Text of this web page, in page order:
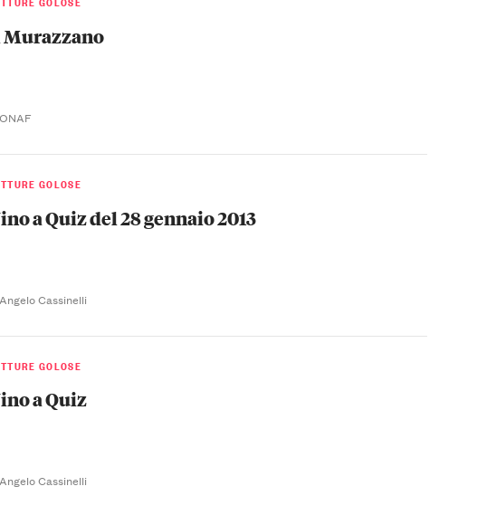
GOLOSE
a Quiz del 28 gennaio 2013
Cassinelli
GOLOSE
a Quiz
Cassinelli